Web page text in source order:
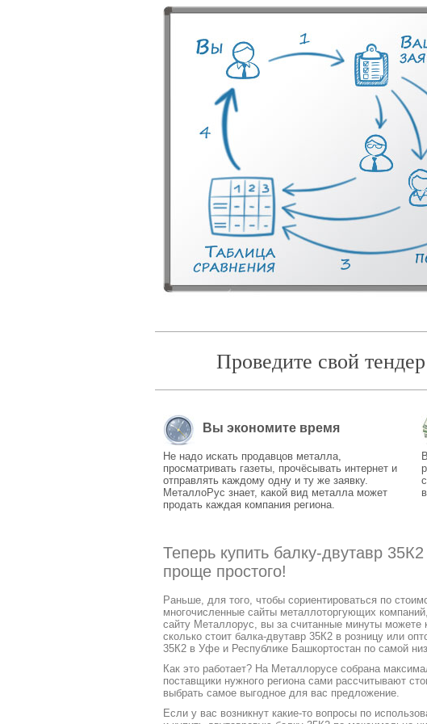
Проведите свой
Вы экономите время
Не надо искать продавцов металла,
просматривать газеты, прочёсывать интернет и
отправлять каждому одну и ту же заявку.
МеталлоРус знает, какой вид металла может
продать каждая компания региона.
Теперь купить балку-двутавр
проще простого!
Раньше, для того, чтобы сориентироваться по
многочисленные сайты металлоторгующих
сайту Металлорус, вы за считанные минуты
сколько стоит балка-двутавр 35К2 в розницу или
35К2 в Уфе и Республике Башкортостан по самой
Как это работает? На Металлорусе собрана
поставщики нужного региона сами рассчитывают
выбрать самое выгодное для вас предложение.
Если у вас возникнут какие-то вопросы по